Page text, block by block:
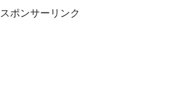
スポンサーリンク